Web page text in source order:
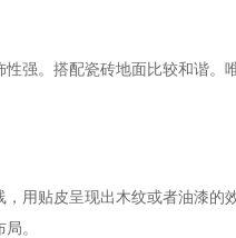
强。搭配瓷砖地面比较和谐。
用贴皮呈现出木纹或者油漆
。